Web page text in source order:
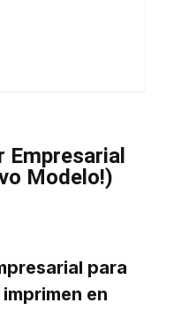
Modelo!)
para
en